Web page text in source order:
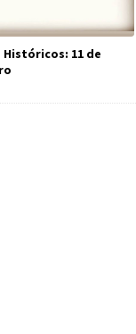
Históricos: 11 de